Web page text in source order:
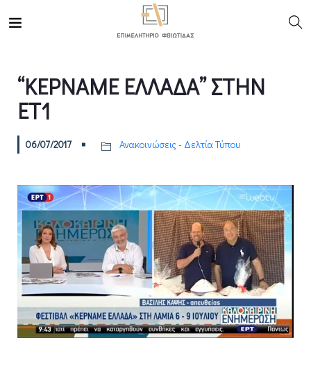
“ΚΕΡΝΑΜΕ ΕΛΛΑΔΑ” ΣΤΗΝ
ΕΤ1
06/07/2017 Ανακοινώσεις - Δελτία Τύπου